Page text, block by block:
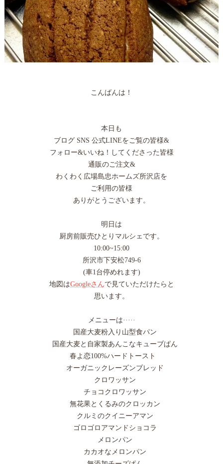
こんばんは！
本日も
ブログ SNS 公式LINEをご覧の皆様&
フォロー&いいね！してくださった皆様
通販のご注文&
わくわく広場島忠ホームズ所沢店を
ご利用の皆様
ありがとうございます。
明日は
厨房前販売ひとりマルシェです。
10:00~15:00
所沢市下安松749-6
(車1台停めれます)
地図はGoogleさんで見ていただけたらと
思います。
メニューは·····
国産大麦粉入り山型食パン
国産大麦と自家製あんこなキューブぱん
春よ恋100%ハードトースト
オーガニックレーズンブレッド
クロワッサン
チョコクロワッサン
無花果とくるみのクロッカン
クルミのクイニーアマン
ゴロゴロアマンドショコラ
メロンパン
カカオなメロンパン